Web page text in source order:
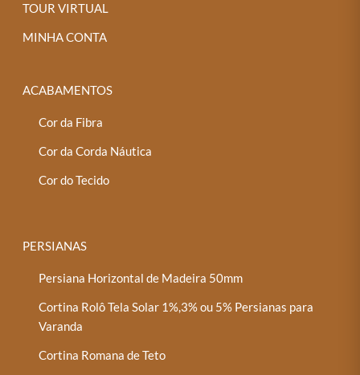
TOUR VIRTUAL
MINHA CONTA
ACABAMENTOS
Cor da Fibra
Cor da Corda Náutica
Cor do Tecido
PERSIANAS
Persiana Horizontal de Madeira 50mm
Cortina Rolô Tela Solar 1%,3% ou 5% Persianas para
Varanda
Cortina Romana de Teto